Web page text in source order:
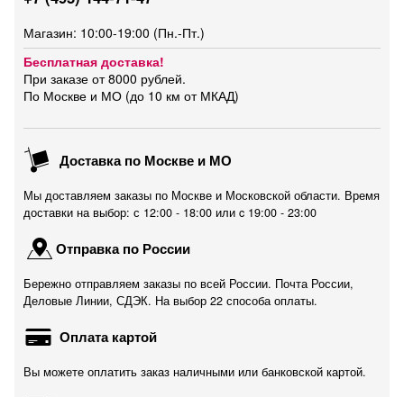
Магазин: 10:00-19:00 (Пн.-Пт.)
Бесплатная доставка!
При заказе от 8000 рублей.
По Москве и МО (до 10 км от МКАД)
Доставка по Москве и МО
Мы доставляем заказы по Москве и Московской области. Время
доставки на выбор: с 12:00 - 18:00 или c 19:00 - 23:00
Отправка по России
Бережно отправляем заказы по всей России. Почта России,
Деловые Линии, СДЭК. На выбор 22 способа оплаты.
Оплата картой
Вы можете оплатить заказ наличными или банковской картой.